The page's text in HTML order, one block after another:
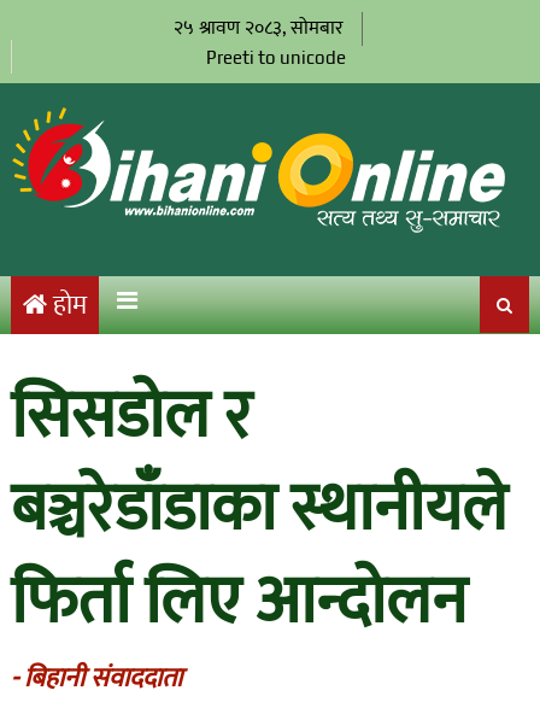
२५ श्रावण २०८३, सोमबार
Preeti to unicode
होम
सिसडोल र
बञ्चरेडाँडाका स्थानीयले
फिर्ता लिए आन्दोलन
- बिहानी संवाददाता